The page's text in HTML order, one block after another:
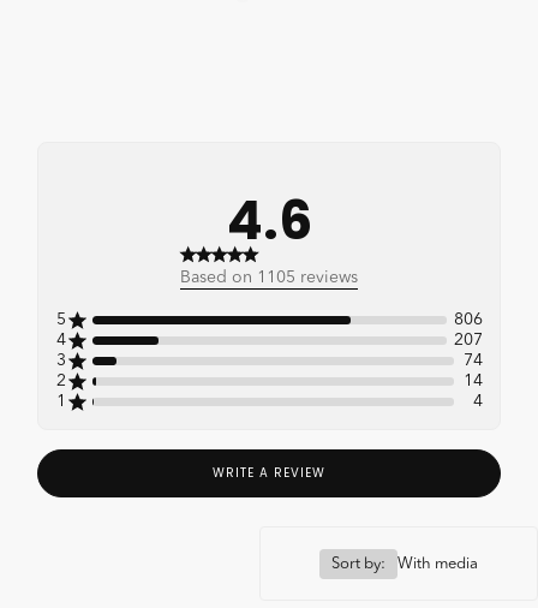
4.6
4.6 out of 5 stars 1105
Based on 1105 reviews
5
806
4
207
3
74
2
14
1
4
WRITE A REVIEW
Sort by: With media